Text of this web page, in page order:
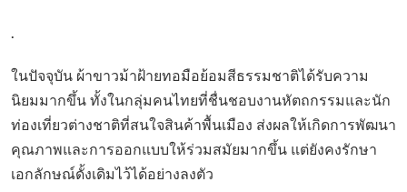
.
ในปัจจุบัน ผ้าขาวม้าฝ้ายทอมือย้อมสีธรรมชาติได้รับความ
นิยมมากขึ้น ทั้งในกลุ่มคนไทยที่ชื่นชอบงานหัตถกรรมและนัก
ท่องเที่ยวต่างชาติที่สนใจสินค้าพื้นเมือง ส่งผลให้เกิดการพัฒนา
คุณภาพและการออกแบบให้ร่วมสมัยมากขึ้น แต่ยังคงรักษา
เอกลักษณ์ดั้งเดิมไว้ได้อย่างลงตัว